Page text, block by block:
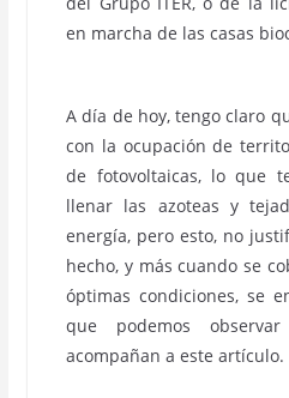
en marcha de las casas
A día de hoy, tengo claro
con la ocupación de
de fotovoltaicas, lo que
llenar las azoteas y
energía, pero esto, no
hecho, y más cuando se
óptimas condiciones, se
que podemos
acompañan a este artículo.